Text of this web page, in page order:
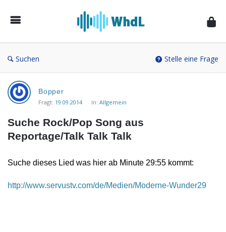
von
Suchen Stelle eine Frage
Musikforum
von
WieheisstdasLied.de
Neueste
Bopper
Fragt: 19.09.2014 In: Allgemein
Suche Rock/Pop Song aus
Reportage/Talk Talk Talk
Suche dieses Lied was hier ab Minute 29:55 kommt:
http://www.servustv.com/de/Medien/Moderne-Wunder29